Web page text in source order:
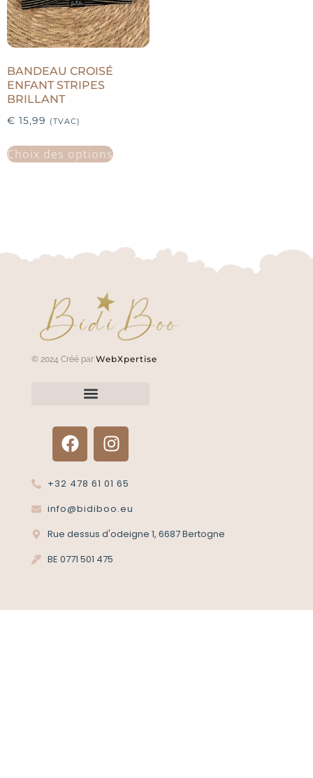
BANDEAU CROISÉ
ENFANT STRIPES
BRILLANT
€ 15,99 (TVAC)
Choix des options
© 2024 Créé par WebXpertise
+32 478 61 01 65
info@bidiboo.eu
Rue dessus d'odeigne 1, 6687 Bertogne
BE 0771 501 475